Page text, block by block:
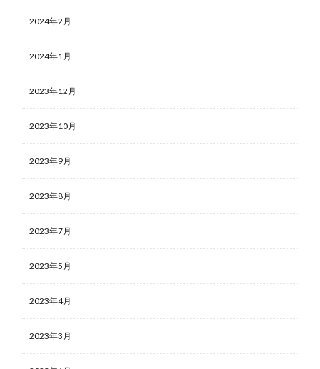
2024年2月
2024年1月
2023年12月
2023年10月
2023年9月
2023年8月
2023年7月
2023年5月
2023年4月
2023年3月